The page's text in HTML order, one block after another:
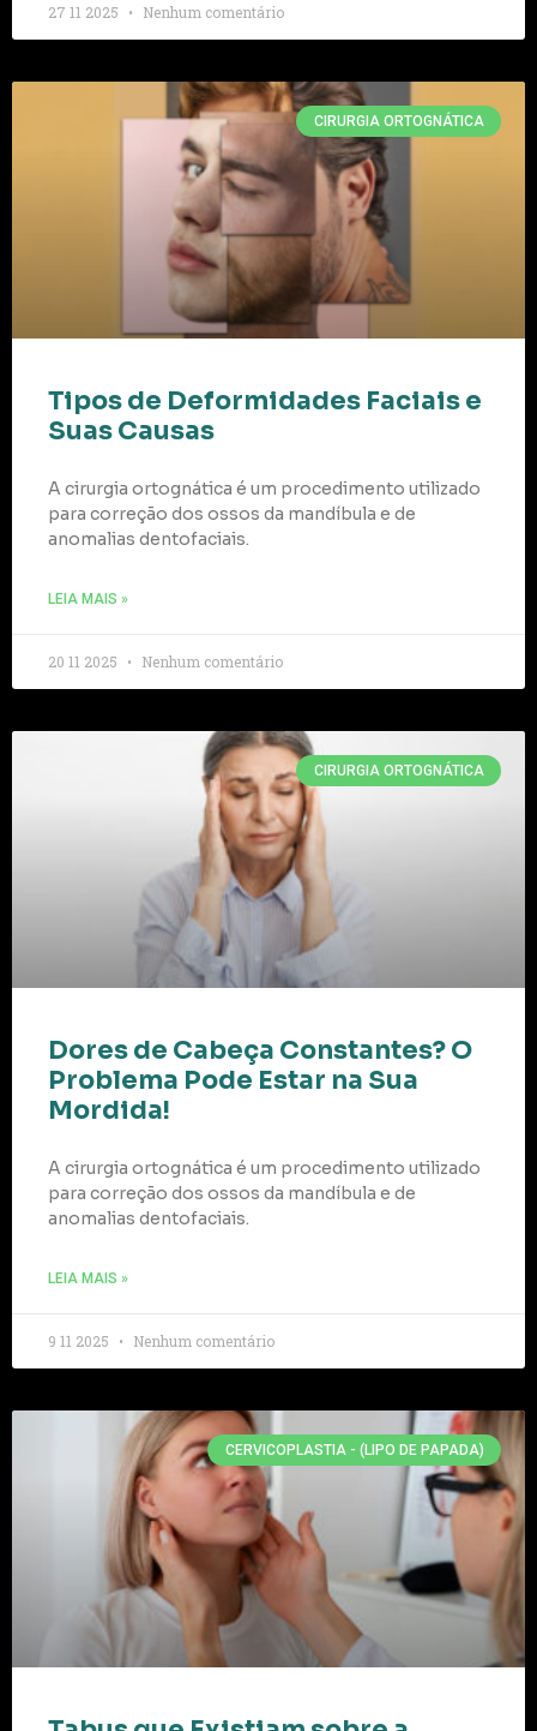
27 11 2025 Nenhum comentário
CIRURGIA ORTOGNÁTICA
Tipos de Deformidades Faciais e
Suas Causas
A cirurgia ortognática é um procedimento utilizado
para correção dos ossos da mandíbula e de
anomalias dentofaciais.
LEIA MAIS »
20 11 2025 Nenhum comentário
CIRURGIA ORTOGNÁTICA
Dores de Cabeça Constantes? O
Problema Pode Estar na Sua
Mordida!
A cirurgia ortognática é um procedimento utilizado
para correção dos ossos da mandíbula e de
anomalias dentofaciais.
LEIA MAIS »
9 11 2025 Nenhum comentário
CERVICOPLASTIA - (LIPO DE PAPADA)